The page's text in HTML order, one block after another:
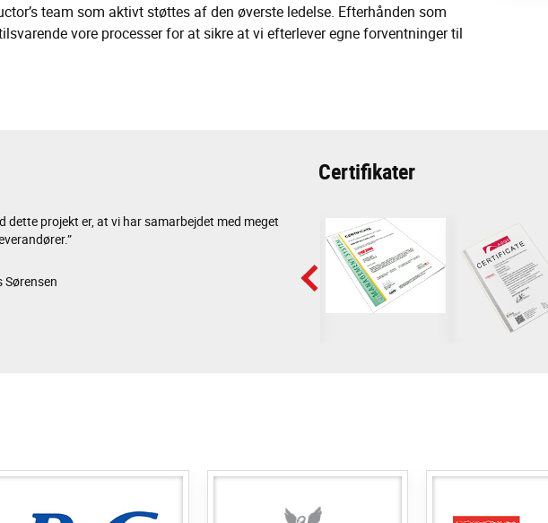
team som aktivt støttes af den øverste ledelse. Efterhånden som
vore processer for at sikre at vi efterlever egne forventninger til
dette projekt er, at vi har samarbejdet med meget
Sørensen
Certifikater